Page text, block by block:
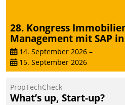
28. Kongress
Management mit SAP
14. September 2026 –
15. September 2026
PropTechCheck
What’s up, Start-up?